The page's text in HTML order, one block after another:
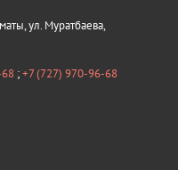
ул. Муратбаева,
;+7 (727) 970-96-68